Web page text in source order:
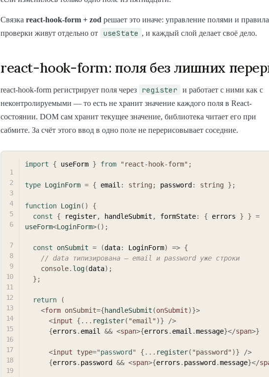
Связка react-hook-form + zod решает это иначе: управление полями и правила
проверки живут отдельно от
useState , и каждый слой делает своё дело.
react-hook-form: поля без лишних
react-hook-form регистрирует поля через register
и работает с ними как с
неконтролируемыми — то есть не хранит значение каждого поля в React-
состоянии. DOM сам хранит текущее значение, библиотека читает его при
сабмите. За счёт этого ввод в одно поле не перерисовывает соседние.
import { useForm } from "react-hook-form" ;
type LoginForm = { email : string ; password : string } ;
function Login( )
{
const
{ register, handleSubmit , formState: { errors } } =
useForm<LoginForm>( ) ;
const onSubmit = (data: LoginForm) => {
// data типизирована — email и password уже строки
console. log(data) ;
} ;
return
(
<form onSubmit={handleSubmit (onSubmit)}>
<input { ... register( "email")}
/>
{errors . email && <span>{errors . email .message}</span>}
<input type="password " { ... register( "password")}
/>
{errors . password && <span>{errors . password .message}</